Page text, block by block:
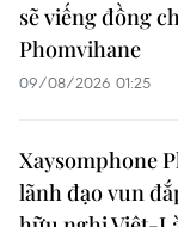
sẽ viếng đồng
Phomvihane
09/08/2026 01:25
Xaysomphone
lãnh đạo vun